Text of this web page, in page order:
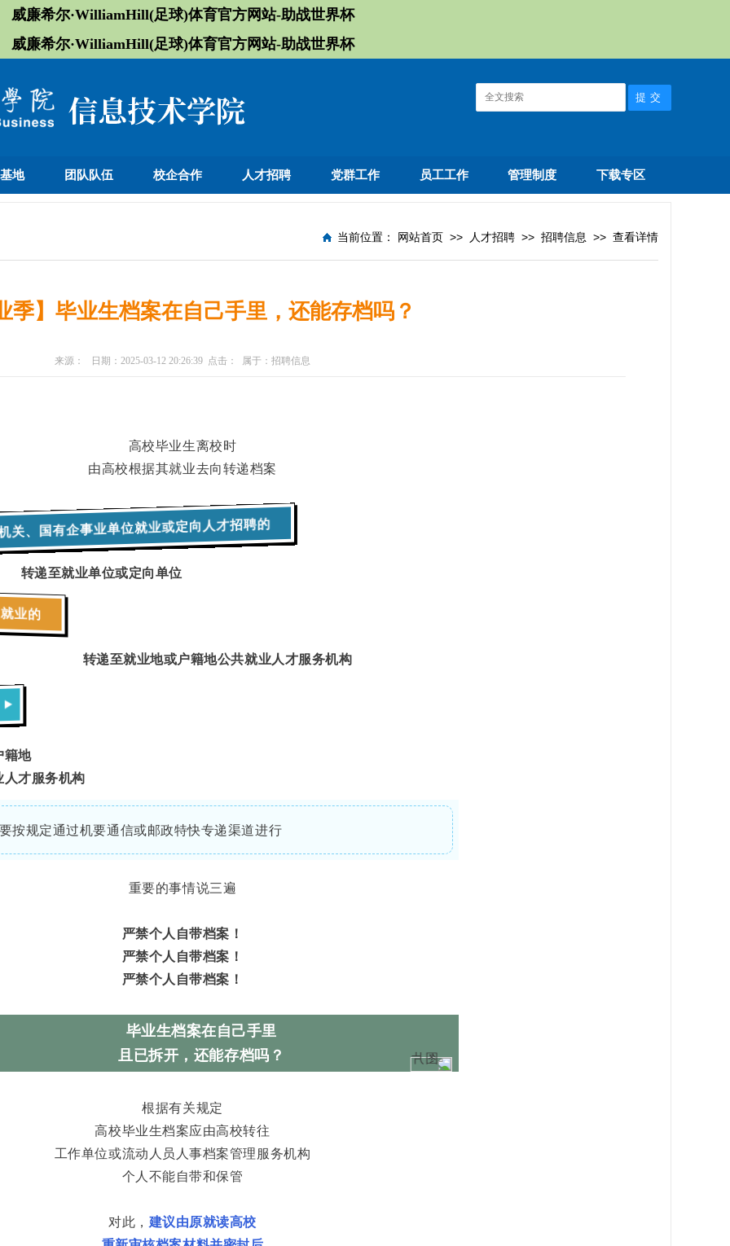
威廉希尔·WilliamHill(足球)体育官方网站-助战世界杯
威廉希尔·WilliamHill(足球)体育官方网站-助战世界杯
地 团队队伍 校企合作 人才招聘 党群工作 员工工作 管理制度 下载专区
当前位置： 网站首页 >> 人才招聘 >> 招聘信息 >> 查看详情
季】毕业生档案在自己手里，还能存档吗？
来源： 日期： 2025-03-12 20:26:39 点击： 属于： 招聘信息
高校毕业生离校时
由高校根据其就业去向转递档案
关、国有企事业单位就业或定向人才招聘的
转递至就业单位或定向单位
业的
转递至就业地或户籍地公共就业人才服务机构
▶
籍地
人才服务机构
按规定通过机要通信或邮政特快专递渠道进行
重要的事情说三遍
严禁个人自带档案！
严禁个人自带档案！
严禁个人自带档案！
毕业生档案在自己手里
且已拆开，还能存档吗？
根据有关规定
高校毕业生档案应由高校转往
工作单位或流动人员人事档案管理服务机构
个人不能自带和保管
对此， 建议由原就读高校